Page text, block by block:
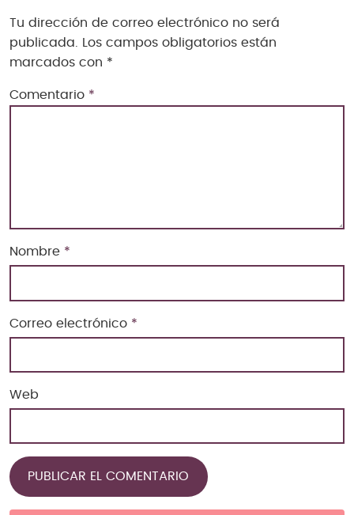
Tu dirección de correo electrónico no será
publicada.
Los campos obligatorios están
marcados con *
Comentario *
Nombre *
Correo electrónico *
Web